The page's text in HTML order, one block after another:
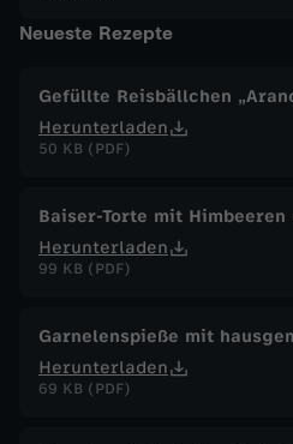
n
e
v
o
m
4
Neueste Rezepte
Gefüllte Reisbällchen
Herunterladen
50 KB (PDF)
Baiser-Torte mit Himbeeren
Herunterladen
99 KB (PDF)
Garnelenspieße mit
Herunterladen
69 KB (PDF)